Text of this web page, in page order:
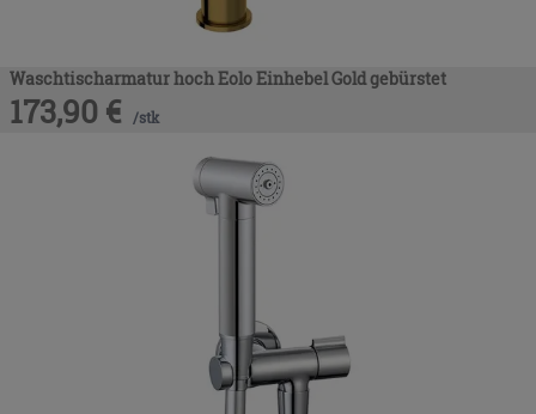
Waschtischarmatur hoch Eolo Einhebel Gold gebürstet
173,90 € /stk